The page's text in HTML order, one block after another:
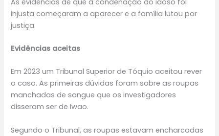
injusta começaram a aparecer e a família lutou por
justiça.
Evidências aceitas
Em 2023 um Tribunal Superior de Tóquio aceitou rever
o caso. As primeiras dúvidas foram sobre as roupas
manchadas de sangue que os investigadores
disseram ser de Iwao.
Segundo o Tribunal, as roupas estavam encharcadas